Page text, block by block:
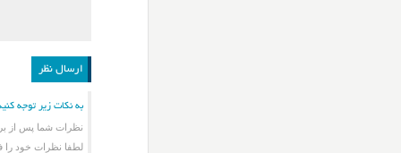
به نکات زیر توجه
نظرات شما پس از
لطفا نظرات خود را